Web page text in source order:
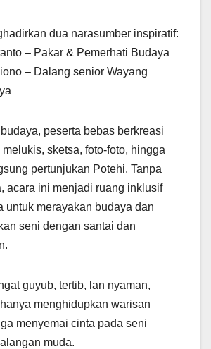
dua narasumber inspiratif:
– Pakar & Pemerhati Budaya
– Dalang senior Wayang
peserta bebas berkreasi
melukis, sketsa, foto-foto, hingga
pertunjukan Potehi. Tanpa
acara ini menjadi ruang inklusif
untuk merayakan budaya dan
seni dengan santai dan
guyub, tertib, lan nyaman,
menghidupkan warisan
menyemai cinta pada seni
muda.